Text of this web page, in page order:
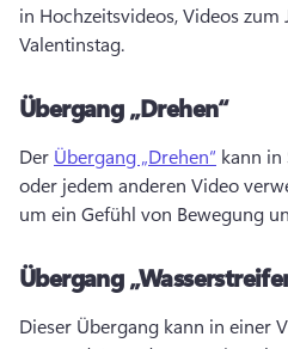
in Hochzeitsvideos, Videos zum
Valentinstag.
Übergang „Drehen“
Der Übergang „Drehen“ kann in
oder jedem anderen Video
um ein Gefühl von Bewegung
Übergang
Dieser Übergang kann in einer